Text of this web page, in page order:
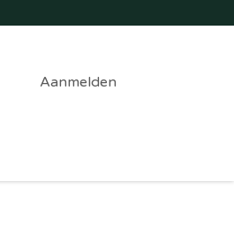
Aanmelden